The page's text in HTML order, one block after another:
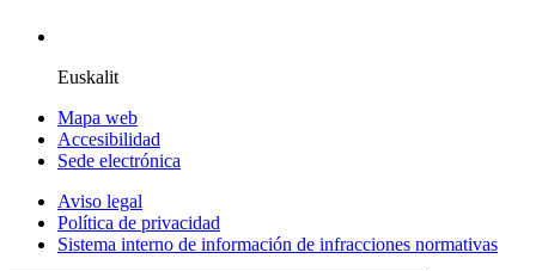
Euskalit
Mapa web
Accesibilidad
Sede electrónica
Aviso legal
Política de privacidad
Sistema interno de información de infracciones normativas